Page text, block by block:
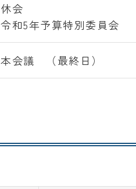
休会
令和5年予算特別委員会
本会議 （最終日）